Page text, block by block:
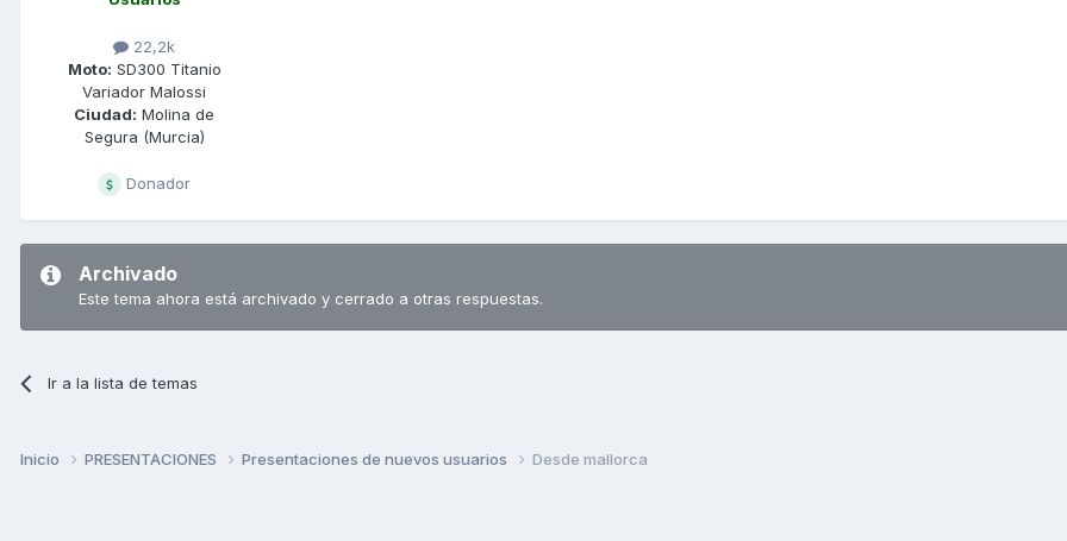
22,2k
Moto: SD300 Titanio
Variador Malossi
Ciudad: Molina de
Segura (Murcia)
Donador
Archivado
Este tema ahora está archivado y cerrado a otras respuestas.
Ir a la lista de temas
Inicio PRESENTACIONES Presentaciones de nuevos usuarios Desde mallorca